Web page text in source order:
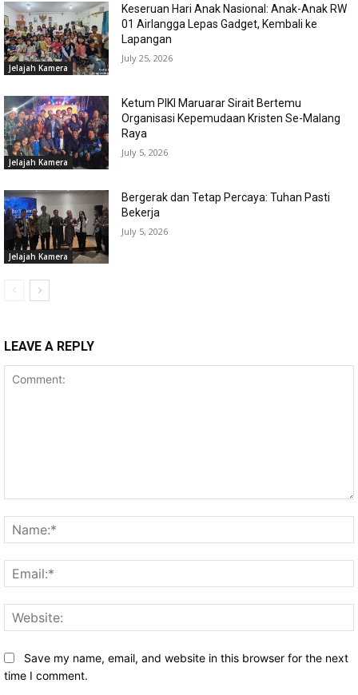
Jelajah Kamera
Keseruan Hari Anak Nasional: Anak-Anak RW
01 Airlangga Lepas Gadget, Kembali ke
Lapangan
July 25, 2026
Jelajah Kamera
Ketum PIKI Maruarar Sirait Bertemu
Organisasi Kepemudaan Kristen Se-Malang
Raya
July 5, 2026
Jelajah Kamera
Bergerak dan Tetap Percaya: Tuhan Pasti
Bekerja
July 5, 2026
LEAVE A REPLY
Save my name, email, and website in this browser for the next
time I comment.